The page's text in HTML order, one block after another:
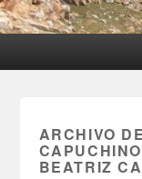
ARCHIVO
BEATRIZ